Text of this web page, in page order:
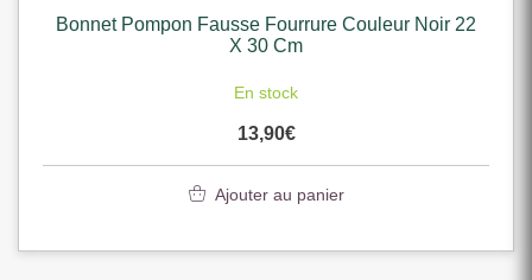
Bonnet Pompon Fausse Fourrure Couleur Noir 22
X 30 Cm
En stock
13,90€
Ajouter au panier